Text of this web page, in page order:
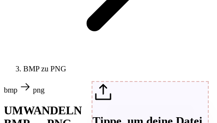
BMP zu PNG
bmp png
UMWANDELN